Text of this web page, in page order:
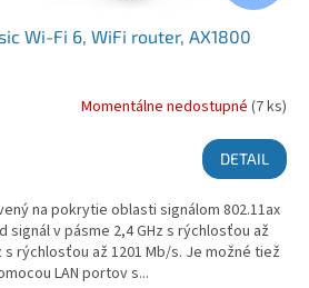
Wi-Fi 6, WiFi router, AX1800
Momentálne nedostupné (7 ks)
DETAIL
na pokrytie oblasti signálom 802.11ax
signál v pásme 2,4 GHz s rýchlosťou až
s rýchlosťou až 1201 Mb/s. Je možné tiež
LAN portov s...